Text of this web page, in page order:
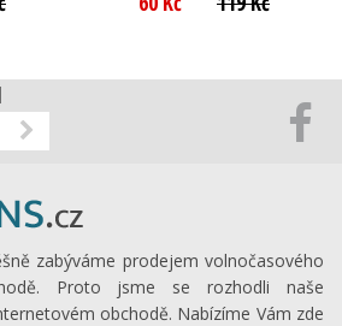
zabýváme prodejem volnočasového
Proto jsme se rozhodli naše
obchodě. Nabízíme Vám zde